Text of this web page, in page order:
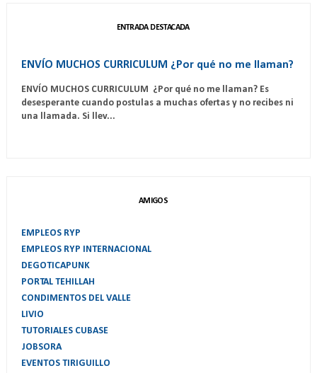
ENTRADA DESTACADA
ENVÍO MUCHOS CURRICULUM ¿Por qué no me llaman?
ENVÍO MUCHOS CURRICULUM ¿Por qué no me llaman? Es
desesperante cuando postulas a muchas ofertas y no recibes ni
una llamada. Si llev...
AMIGOS
EMPLEOS RYP
EMPLEOS RYP INTERNACIONAL
DEGOTICAPUNK
PORTAL TEHILLAH
CONDIMENTOS DEL VALLE
LIVIO
TUTORIALES CUBASE
JOBSORA
EVENTOS TIRIGUILLO